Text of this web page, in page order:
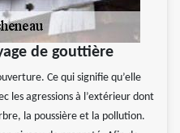
de gouttière
Ce qui signifie qu’elle
les agressions à l’extérieur dont
la poussière et la pollution.